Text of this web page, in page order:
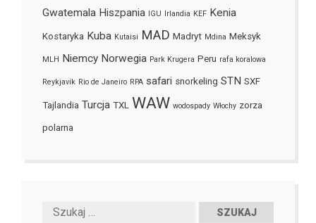
Gwatemala Hiszpania IGU Irlandia KEF Kenia
Kostaryka Kuba Kutaisi MAD Madryt Mdina Meksyk
MLH Niemcy Norwegia Park Krugera Peru rafa koralowa
Reykjavík Rio de Janeiro RPA safari snorkeling STN SXF
Tajlandia Turcja TXL WAW wodospady Włochy zorza
polarna